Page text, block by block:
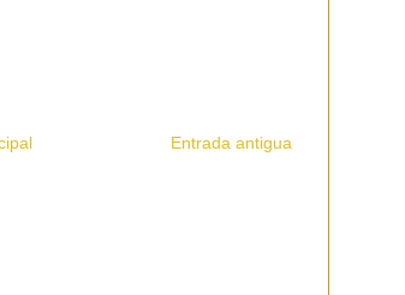
Entrada antigua